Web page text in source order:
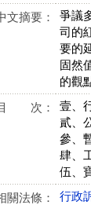
文摘要：
爭議
司的
要的
固然
的觀
次：
壹、
貳、
參、
肆、
伍、
關法條：
行政